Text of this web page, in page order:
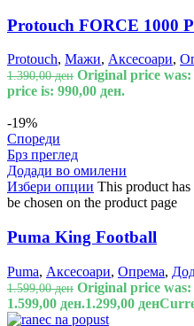
Protouch FORCE 1000
Protouch, Мажи, Аксесоари,
1.390,00ден Original price was:
price is: 990,00 ден.
-19%
Спореди
Брз преглед
Додади во омилени
Избери опции This product
be chosen on the product page
Puma King Football
Puma, Аксесоари, Опрема,
1.599,00ден Original price was:
1.599,00 ден.1.299,00 ден